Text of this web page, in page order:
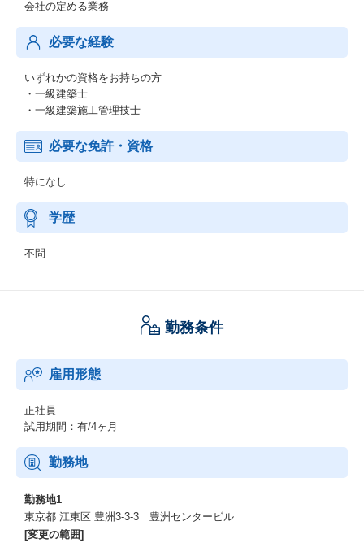
会社の定める業務
必要な経験
いずれかの資格をお持ちの方
・一級建築士
・一級建築施工管理技士
必要な免許・資格
特になし
学歴
不問
勤務条件
雇用形態
正社員
試用期間：有/4ヶ月
勤務地
勤務地1
東京都 江東区 豊洲3-3-3 豊洲センタービル
[変更の範囲]